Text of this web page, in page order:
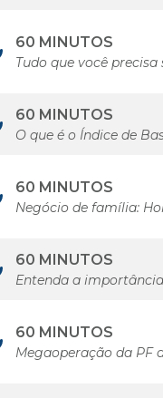
60 MINUTOS
Tudo que você
60 MINUTOS
O que é o Índice de
60 MINUTOS
Negócio de família:
60 MINUTOS
Entenda a
60 MINUTOS
Megaoperação da PF